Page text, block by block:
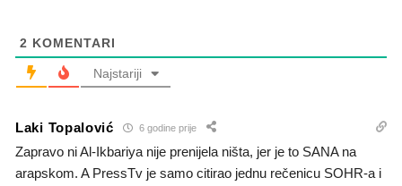
2 KOMENTARI
Najstariji
Laki Topalović 6 godine prije
Zapravo ni Al-Ikbariya nije prenijela ništa, jer je to SANA na
arapskom. A PressTv je samo citirao jednu rečenicu SOHR-a i